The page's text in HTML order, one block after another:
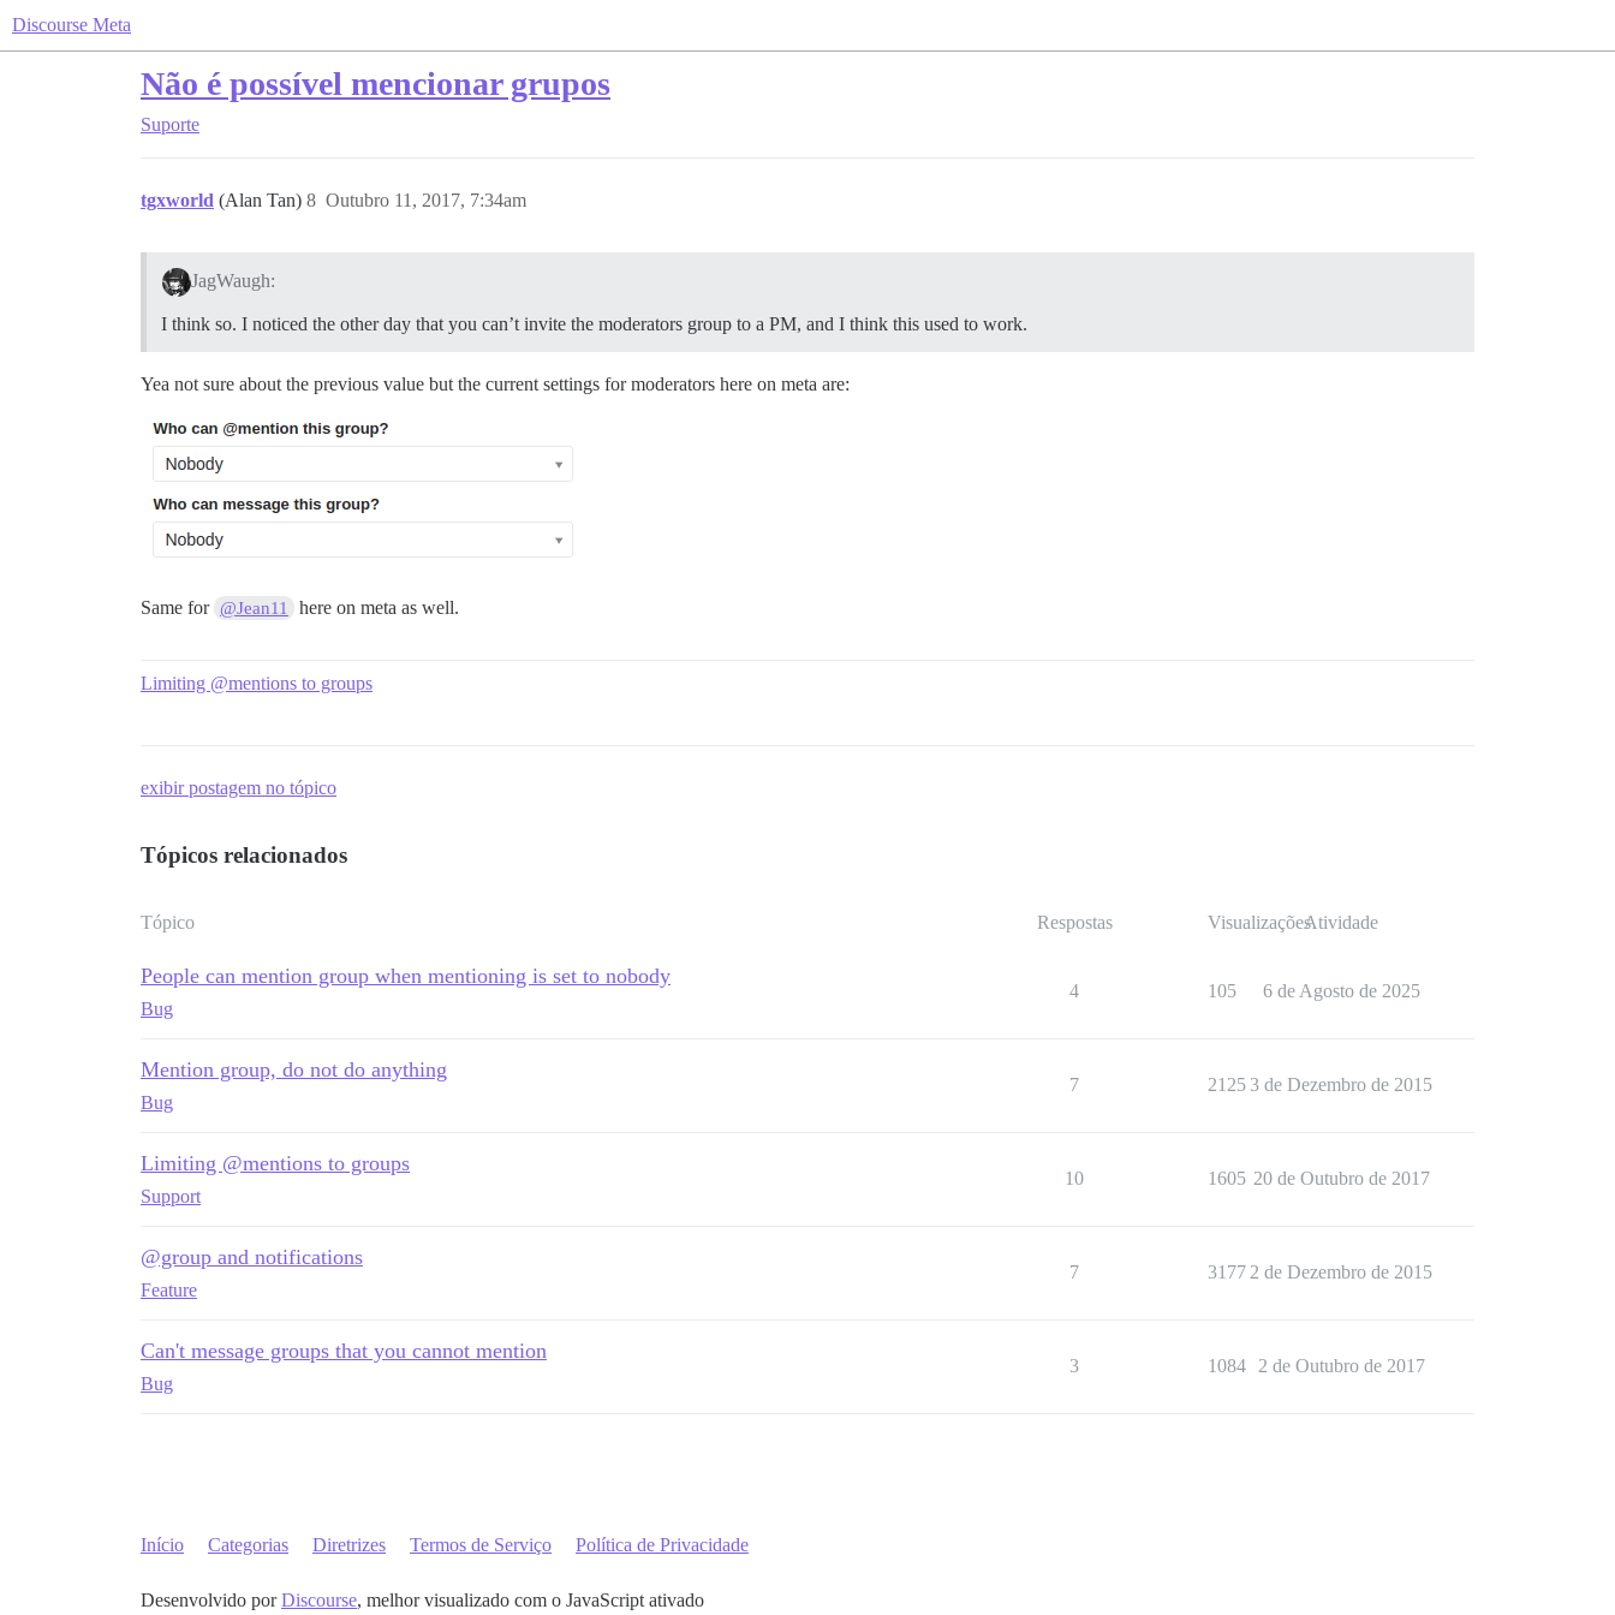
Discourse Meta
Não é possível mencionar grupos
Suporte
tgxworld (Alan Tan) Outubro 11, 2017, 7:34am
8
JagWaugh:
I think so. I noticed the other day that you can’t invite the moderators group to a PM, and I think this used to work.
Yea not sure about the previous value but the current settings for moderators here on meta are:
Same for @Jean11 here on meta as well.
Limiting @mentions to groups
exibir postagem no tópico
Tópicos relacionados
Tópico Respostas VisualizaçõesAtividade
People can mention group when mentioning is set to nobody
Bug
4 105 6 de Agosto de 2025
Mention group, do not do anything
Bug
7 2125 3 de Dezembro de 2015
Limiting @mentions to groups
Support
10 1605 20 de Outubro de 2017
@group and notifications
Feature
7 3177 2 de Dezembro de 2015
Can't message groups that you cannot mention
Bug
3 1084 2 de Outubro de 2017
Início Categorias Diretrizes Termos de Serviço Política de Privacidade
Desenvolvido porDiscourse, melhor visualizado com o JavaScript ativado